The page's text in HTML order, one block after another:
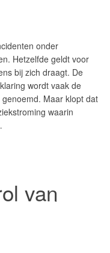
onder
Hetzelfde geldt voor
bij zich draagt. De
wordt vaak de
Maar klopt dat
waarin
van